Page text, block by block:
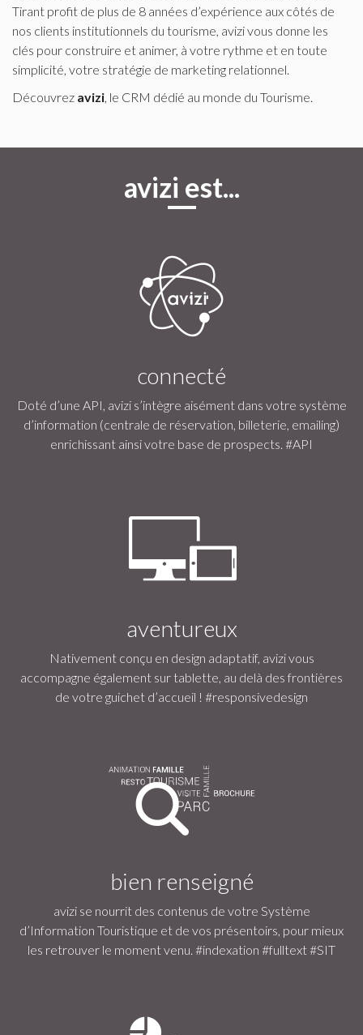
Tirant profit de plus de 8 années d’expérience aux côtés de
nos clients institutionnels du tourisme, avizi vous donne les
clés pour construire et animer, à votre rythme et en toute
simplicité, votre stratégie de marketing relationnel.
Découvrez avizi, le CRM dédié au monde du Tourisme.
avizi est...
connecté
Doté d’une API, avizi s’intègre aisément dans votre système
d’information (centrale de réservation, billeterie, emailing)
enrichissant ainsi votre base de prospects. #API
aventureux
Nativement conçu en design adaptatif, avizi vous
accompagne également sur tablette, au delà des frontières
de votre guichet d’accueil ! #responsivedesign
bien renseigné
avizi se nourrit des contenus de votre Système
d’Information Touristique et de vos présentoirs, pour mieux
les retrouver le moment venu. #indexation #fulltext #SIT